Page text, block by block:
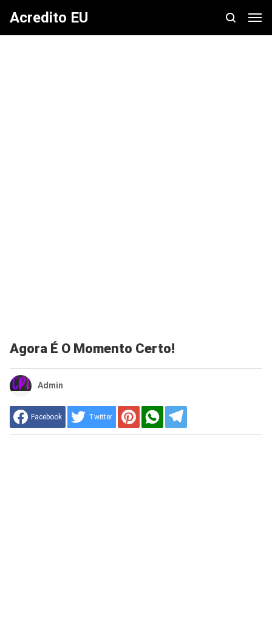
Acredito EU
Agora É O Momento Certo!
Admin
Facebook Twitter